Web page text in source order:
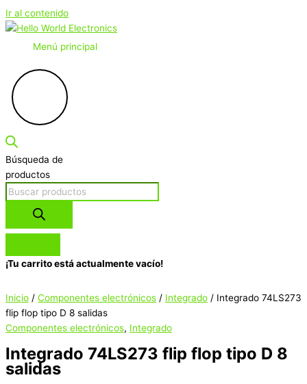
Ir al contenido
Menú principal
Búsqueda de
productos
¡Tu carrito está actualmente vacío!
Inicio / Componentes electrónicos / Integrado / Integrado 74LS273
flip flop tipo D 8 salidas
Componentes electrónicos, Integrado
Integrado 74LS273 flip flop tipo D 8
salidas